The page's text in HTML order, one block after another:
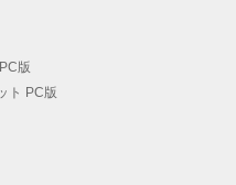
版
ト PC版